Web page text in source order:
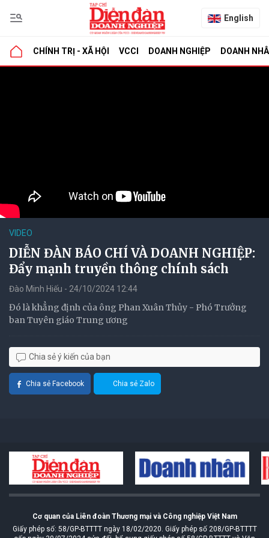
English
CHÍNH TRỊ - XÃ HỘI VCCI DOANH NGHIỆP DOANH
VIDEO
DIỄN ĐÀN BÁO CHÍ VÀ DOANH NGHIỆP:
Đẩy mạnh truyền thông chính sách
Đào Minh Hiếu - 24/10/2024 12:44
Đó là khẳng định của ông Phan Xuân Thủy - Phó Trưởng
ban Tuyên giáo Trung ương
Chia sẻ ý kiến của bạn
Chia sẻ Facebook Chia sẻ Zalo
Cơ quan của Liên đoàn Thương mại và Công nghiệp Việt Nam
Giấy phép số: 58/GP-BTTTT ngày 18/02/2020. Giấy phép số 208/GP-BTTTT